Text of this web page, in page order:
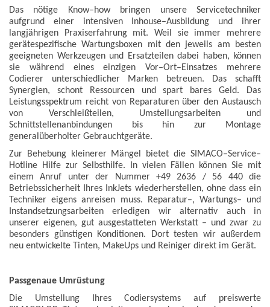
Das nötige Know–how bringen unsere Servicetechniker
aufgrund einer intensiven Inhouse–Ausbildung und ihrer
langjährigen Praxiserfahrung mit. Weil sie immer mehrere
gerätespezifische Wartungsboxen mit den jeweils am besten
geeigneten Werkzeugen und Ersatzteilen dabei haben, können
sie während eines einzigen Vor–Ort–Einsatzes mehrere
Codierer unterschiedlicher Marken betreuen. Das schafft
Synergien, schont Ressourcen und spart bares Geld. Das
Leistungsspektrum reicht von Reparaturen über den Austausch
von Verschleißteilen, Umstellungsarbeiten und
Schnittstellenanbindungen bis hin zur Montage
generalüberholter Gebrauchtgeräte.
Zur Behebung kleinerer Mängel bietet die SIMACO–Service–
Hotline Hilfe zur Selbsthilfe. In vielen Fällen können Sie mit
einem Anruf unter der Nummer +49 2636 / 56 440 die
Betriebssicherheit Ihres InkJets wiederherstellen, ohne dass ein
Techniker eigens anreisen muss. Reparatur–, Wartungs– und
Instandsetzungsarbeiten erledigen wir alternativ auch in
unserer eigenen, gut ausgestatteten Werkstatt – und zwar zu
besonders günstigen Konditionen. Dort testen wir außerdem
neu entwickelte Tinten, MakeUps und Reiniger direkt im Gerät.
Passgenaue Umrüstung
Die Umstellung Ihres Codiersystems auf preiswerte